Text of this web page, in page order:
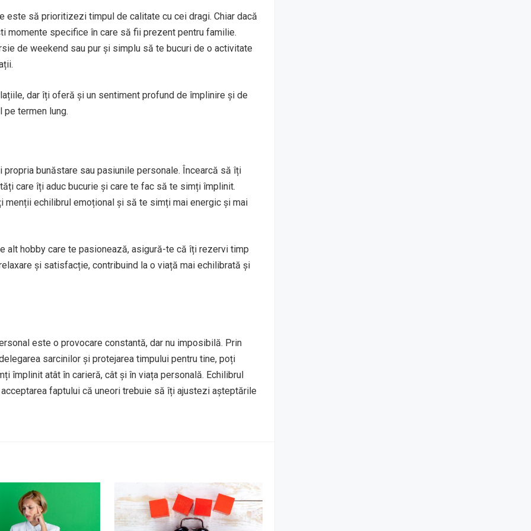
este să prioritizezi timpul de calitate cu cei dragi. Chiar dacă
momente specifice în care să fii prezent pentru familie.
de weekend sau pur și simplu să te bucuri de o activitate
dar îți oferă și un sentiment profund de împlinire și de
pe termen lung.
bunăstare sau pasiunile personale. Încearcă să îți
care îți aduc bucurie și care te fac să te simți împlinit.
echilibrul emoțional și să te simți mai energic și mai
alt hobby care te pasionează, asigură-te că îți rezervi timp
și satisfacție, contribuind la o viață mai echilibrată și
este o provocare constantă, dar nu imposibilă. Prin
sarcinilor și protejarea timpului pentru tine, poți
împlinit atât în carieră, cât și în viața personală. Echilibrul
faptului că uneori trebuie să îți ajustezi așteptările